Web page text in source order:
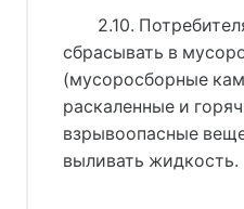
2.10.
сбрасывать в
(мусоросборные
раскаленные и
взрывоопасные
выливать жидкость.